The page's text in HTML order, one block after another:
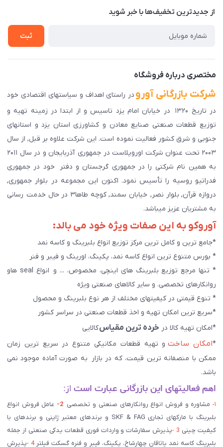
درباره ما
راهنمای ثبت سفارش
سوالات متداول
از جدید‌ترین تخفیف‌ها با‌ خبر شوید
ثبت
مختصری درباره فروشگاه
شرکت بازرگانی آورو در راستای اهداف و سیاستهای اقتصادی خود
در تاریخ ۱۳۲۰ در خیابان امام یزد تاسیس و از ابتدا در زمینه تهیه و
توزیع قطعات صنعتی صنایع معادن و کشاورزی استان یزد و استانهای
جنوبی و شرق کشور فعالیت نموده است. این شرکت علاوه بر قبل, از سال
۲۰۰۳ تحت عنوان شرکت اوروپلاست در جمهوری آذربایجان و در سال ۲۰۱۱
به همین نام شرکتی را در جمهوری گرجستان و دفتر خود در جمهوری
فدراتیو روسیه را تأسیس نمود. اکنون این مجموعه در بلوار جمهوری,
دروازه قرآن, بلوار نصر, خیابان سمند, کوچه طاها۳ در حال خدمت رسانی
به مشتریان عزیز میباشد.
آوروکو به این صفات ویژه خود می بالد:
*جامع ترین و کامل ترین مرکز توزیع انواع بلبرینگ و کاسه نمد
* بورس متنوع ترین انواع کاسه نمد، پکینگ، اورینگ و فیبر و فنر
* تنها مرجع توزیع بلبرینگ های اینچی، مخصوص، ... و انواع seal هاو
روانکارهای تخصصی. و سایر کالاهای صنعتی ويژه
* تنوع قیمتی در کیفیتهای مختلف از هر نوع بلبرینگ و محصول
*سریع ترین امکان تهیه و اخذ قطعات صنعتی در سراسر کشور
*امکان تهیه کالا در خرده ترین مقیاسکالایی
*امکان ساختو تهیه قطعات مکانیکی متنوع در سریع ترین زمان
ممکن با منصفانه ترین قیمت، که در بازار به صورت آماده موجود نمی
باشد.
اهم فعالیتهای این بازرگانی عبارت است از:
۱- مشاوره و فروش انواع روانکارهای صنعتی و تخصصی 2-
عامل فروش انواع
بلبرینگ با مارکهای تجاری SKF & FAG و برندهای معتبر ژاپنی و برندهای با
کیفیت چینی 3 - پذیرش سفارشات و واردات فوری قطعات یدکی صنعتی از جمله
بلبرینگ کاسه نمد یاتاقان چهارشاخ، پکینگ، فیبر و فنره گسکت فیلتر4 - پذیرش